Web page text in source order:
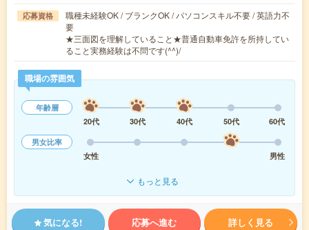
応募資格
職種未経験OK / ブランクOK / パソコンスキル不要 / 英語力不
要
★三面図を理解していること★普通自動車免許を所持してい
ること実務経験は不問です(^^)/
職場の雰囲気
年齢層
20代
30代 40代 50代
60代
男女比率
女性
男性
もっと見る
気になる! 応募へ進む 詳しく見る